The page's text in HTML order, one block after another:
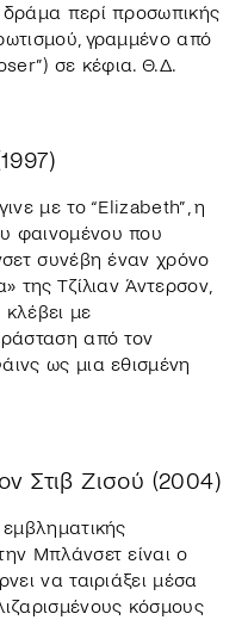
περί προσωπικής
γραμμένο από
σε κέφια. Θ.Δ.
με το “Elizabeth”, η
φαινομένου που
συνέβη έναν χρόνο
της Τζίλιαν Άντερσον,
με
από τον
ως μια εθισμένη
Στιβ Ζισού (2004)
Μπλάνσετ είναι ο
να ταιριάξει μέσα
κόσμους